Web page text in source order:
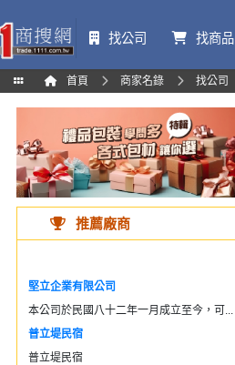
找公司 找商品
首頁 商家名錄 找公司
推薦廠商
堅立企業有限公司
本公司於民國八十二年一月成立至今，可...
普立堤民宿
普立堤民宿